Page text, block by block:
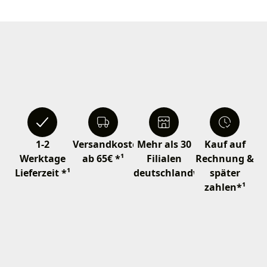
1-2
Werktage
Lieferzeit *¹
Versandkostenfrei
ab 65€ *¹
Mehr als 30
Filialen
deutschlandweit
Kauf auf
Rechnung &
später
zahlen*¹